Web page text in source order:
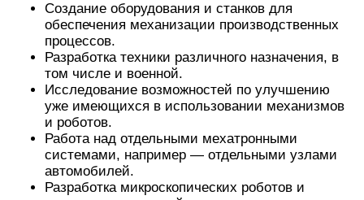
Создание оборудования и станков для
обеспечения механизации производственных
процессов.
Разработка техники различного назначения, в
том числе и военной.
Исследование возможностей по улучшению
уже имеющихся в использовании механизмов
и роботов.
Работа над отдельными мехатронными
системами, например — отдельными узлами
автомобилей.
Разработка микроскопических роботов и